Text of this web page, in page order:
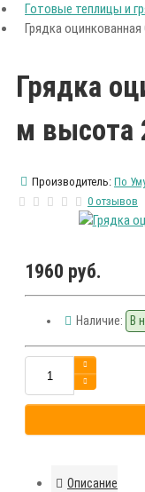
Готовые теплицы и
Грядка
Грядка
м высота
Производитель: По
0 отзывов
1960 руб.
Наличие: В
Описание